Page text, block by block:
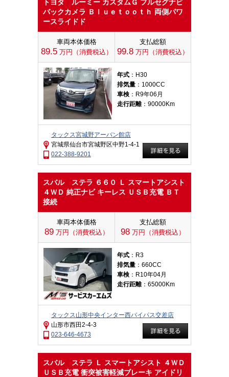
トヨタ ルーミー カスタムＧ フルセグナビ
バックカメラ Ｂｌｕｅｔｏｏｔｈ 両側パワ
ースライドド
車両本体価格
89.5万円（消費税込）
支払総額
99.8 万円（消費税込）
年式 ：H30
排気量 ：1000CC
車検 ：R9年06月
走行距離：90000Km
タックス宮城野アーバン館店
宮城県仙台市宮城野区中野1-4-1
022-388-9201
スバル ステラ ６６０ Ｌ スマートアシスト
４ＷＤ 純正ナビ キーレス ＵＳＢ充電 ＢＴ
接続
車両本体価格
89万円（消費税込）
支払総額
98 万円（消費税込）
年式 ：R3
排気量 ：660CC
車検 ：R10年04月
走行距離：65000Km
タックス山形中央インター西バイパス交差店
山形市西田2-4-3
023-646-4673
スバル ステラ Ｌ スマートアシスト ４ＷＤ
ＵＳＢ充電 衝突被害軽減ブレーキ アイドリ